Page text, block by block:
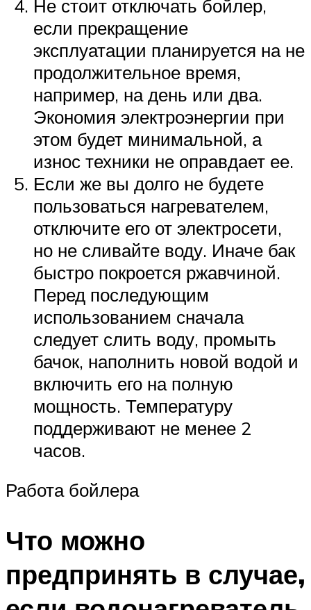
Не стоит отключать бойлер,
если прекращение
эксплуатации планируется на не
продолжительное время,
например, на день или два.
Экономия электроэнергии при
этом будет минимальной, а
износ техники не оправдает ее.
Если же вы долго не будете
пользоваться нагревателем,
отключите его от электросети,
но не сливайте воду. Иначе бак
быстро покроется ржавчиной.
Перед последующим
использованием сначала
следует слить воду, промыть
бачок, наполнить новой водой и
включить его на полную
мощность. Температуру
поддерживают не менее 2
часов.
Работа бойлера
Что можно
предпринять в случае,